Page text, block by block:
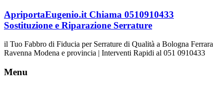
Vai
al
contenuto
ApriportaEugenio.it Chiama 0510910433
Sostituzione e Riparazione Serrature
il Tuo Fabbro di Fiducia per Serrature di Qualità a Bologna Ferrara
Ravenna Modena e provincia | Interventi Rapidi al 051 0910433
Menu